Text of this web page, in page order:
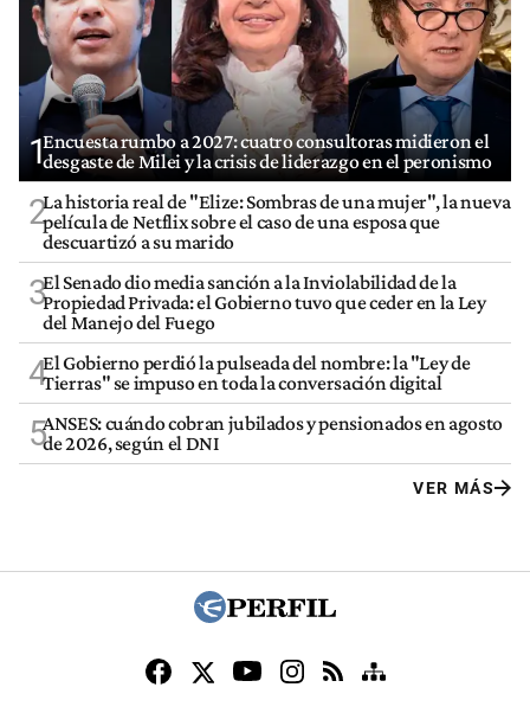
1Encuesta rumbo a 2027: cuatro consultoras midieron el
desgaste de Milei y la crisis de liderazgo en el peronismo
2La historia real de "Elize: Sombras de una mujer", la nueva
película de Netflix sobre el caso de una esposa que
descuartizó a su marido
3El Senado dio media sanción a la Inviolabilidad de la
Propiedad Privada: el Gobierno tuvo que ceder en la Ley
del Manejo del Fuego
4El Gobierno perdió la pulseada del nombre: la "Ley de
Tierras" se impuso en toda la conversación digital
5ANSES: cuándo cobran jubilados y pensionados en agosto
de 2026, según el DNI
VER MÁS